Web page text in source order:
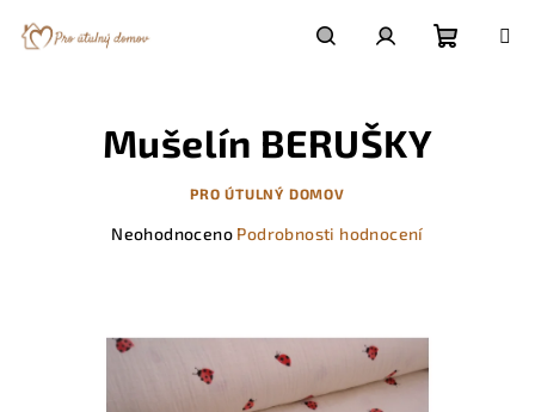
Mušelín BERUŠKY
PRO ÚTULNÝ DOMOV
Průměrné
z
Neohodnoceno Podrobnosti hodnocení